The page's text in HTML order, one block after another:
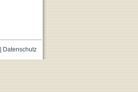
Datenschutz